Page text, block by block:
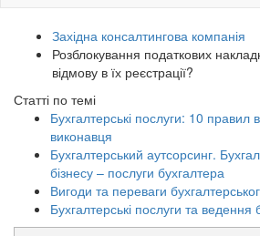
Західна консалтингова компанія
Розблокування податкових
відмову в їх реєстрації?
Статті по темі
Бухгалтерські послуги: 10 правил
виконавця
Бухгалтерський аутсорсинг.
бізнесу – послуги бухгалтера
Вигоди та переваги
Бухгалтерські послуги та ведення